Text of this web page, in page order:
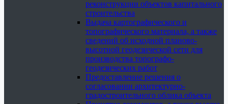
реконструкции объектов капитального
строительства
Выдача картографического и
топографического материала, а также
сведений об исходной планово-
высотной геодезической сети для
производства топографо-
геодезических работ
Предоставление решения о
согласовании архитектурно-
градостроительного облика объекта